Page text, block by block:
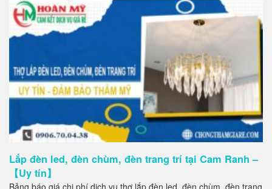
Lắp đèn led, đèn chùm, đèn trang trí tại Cam Ranh –
【Uy tín】